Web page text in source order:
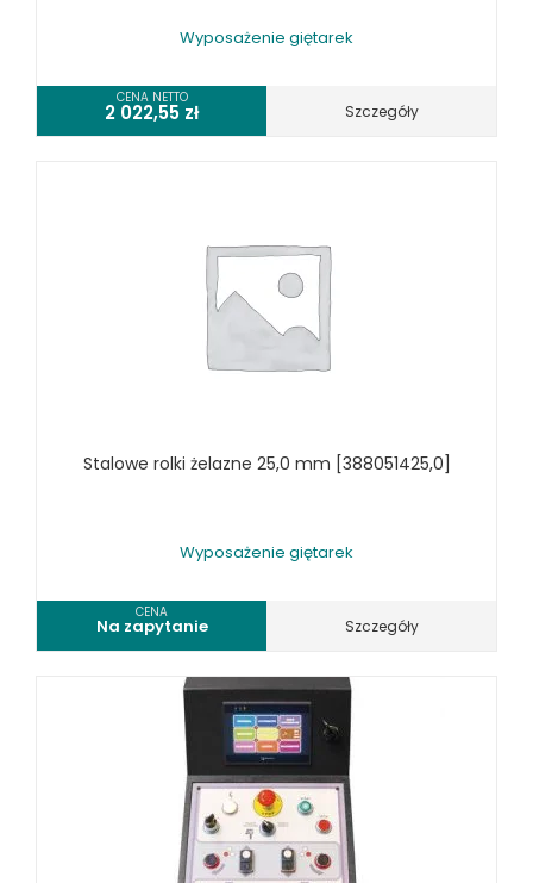
WYKRAWARKI DO BLACHY, PNEUMATYCZNE
ZAGINARKI DO BLACHY, MECHANICZNE
ŻŁOBIARKI DO BLACHY
WYPOSAŻENIE GIĘTAREK
WYPOSAŻENIE GWINCIAREK
WYPOSAŻENIE ODCIĄGÓW MASZYN DO METALU
WYPOSAŻENIE PIŁ TARCZOWYCH DO METALU
WYPOSAŻENIE SPĘCZAREK
WYPOSAŻENIE WALCAREK
WYPOSAŻENIE WIERTAREK DO METALU
WYPOSAŻENIE WYKRAWAREK
WYPOSAŻENIE ŻŁOBIAREK
WYPOSAŻENIE DODATKOWE OPTIMUM
URZĄDZENIA WARSZTATOWE I TRANSPORTOWE
SPRZĘT CZYSZCZĄCY
SPRĘŻARKI I NARZĘDZIA PNEUMATYCZNE
Wyposażenie giętarek
CENA NETTO
2 022,55 zł Szczegóły
Stalowe rolki żelazne 25,0 mm [388051425,0]
Wyposażenie giętarek
CENA
Na zapytanie Szczegóły